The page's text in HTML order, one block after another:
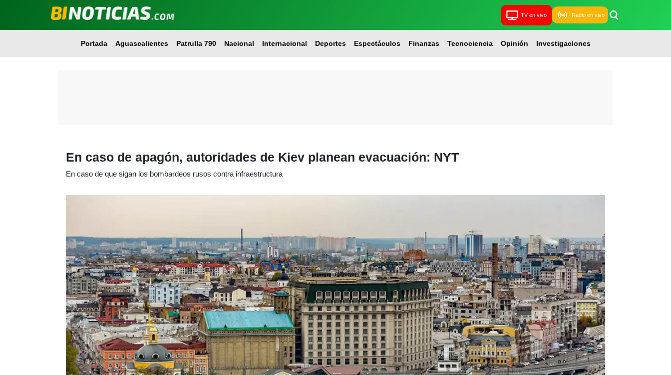
TV en vivo Radio en vivo
Portada Aguascalientes Patrulla 790 Nacional Internacional Deportes Espectáculos Finanzas Tecnociencia Opinión Investigaciones
En caso de apagón, autoridades de Kiev planean evacuación: NYT
En caso de que sigan los bombardeos rusos contra infraestructura